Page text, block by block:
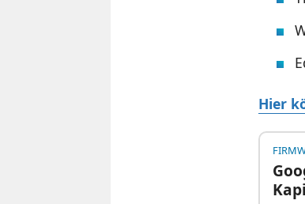
Hier